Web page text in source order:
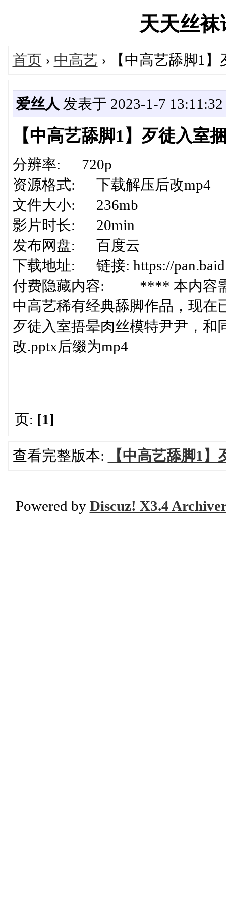
天天丝
首页 › 中高艺 › 【中高艺舔脚1
爱丝人 发表于 2023-1-7 13:11:32
【中高艺舔脚1】歹徒入室
分辨率: 720p
资源格式: 下载解压后改mp4
文件大小: 236mb
影片时长: 20min
发布网盘: 百度云
下载地址: 链接: https://
付费隐藏内容: **** 本内容
中高艺稀有经典舔脚作品，现在
歹徒入室捂晕肉丝模特尹尹，和
改.pptx后缀为mp4
页: [1]
查看完整版本: 【中高艺舔脚1
Powered by Discuz! X3.4